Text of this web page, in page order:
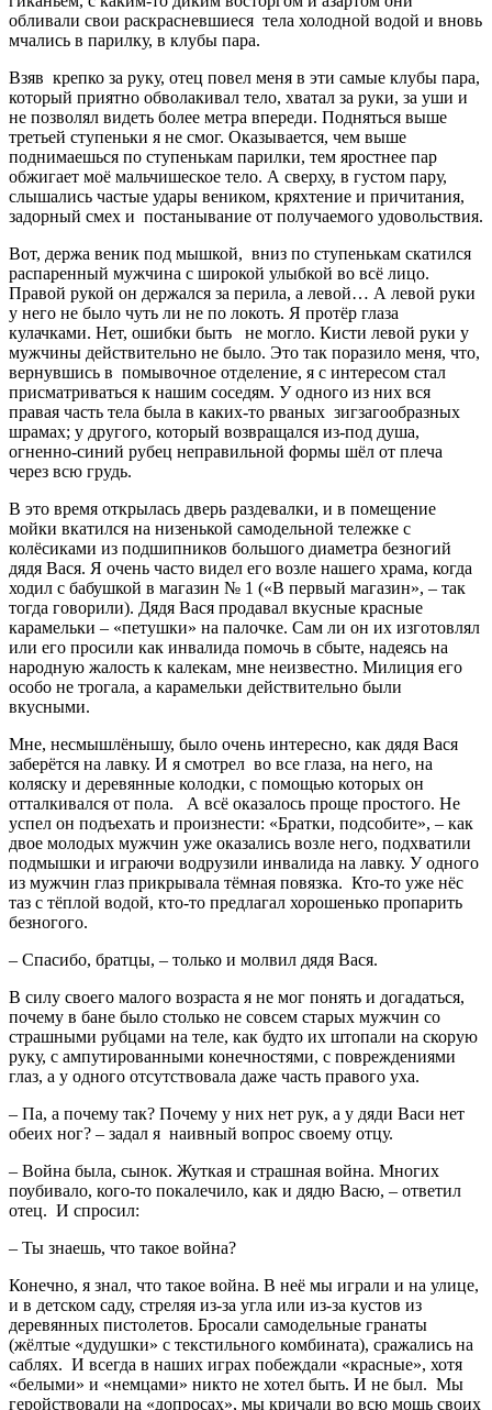
обливали свои раскрасневшиеся тела холодной водой и вновь
мчались в парилку, в клубы пара.
Взяв крепко за руку, отец повел меня в эти самые клубы пара,
который приятно обволакивал тело, хватал за руки, за уши и
не позволял видеть более метра впереди. Подняться выше
третьей ступеньки я не смог. Оказывается, чем выше
поднимаешься по ступенькам парилки, тем яростнее пар
обжигает моё мальчишеское тело. А сверху, в густом пару,
слышались частые удары веником, кряхтение и причитания,
задорный смех и постанывание от получаемого удовольствия.
Вот, держа веник под мышкой, вниз по ступенькам скатился
распаренный мужчина с широкой улыбкой во всё лицо.
Правой рукой он держался за перила, а левой… А левой руки
у него не было чуть ли не по локоть. Я протёр глаза
кулачками. Нет, ошибки быть не могло. Кисти левой руки у
мужчины действительно не было. Это так поразило меня, что,
вернувшись в помывочное отделение, я с интересом стал
присматриваться к нашим соседям. У одного из них вся
правая часть тела была в каких-то рваных зигзагообразных
шрамах; у другого, который возвращался из-под душа,
огненно-синий рубец неправильной формы шёл от плеча
через всю грудь.
В это время открылась дверь раздевалки, и в помещение
мойки вкатился на низенькой самодельной тележке с
колёсиками из подшипников большого диаметра безногий
дядя Вася. Я очень часто видел его возле нашего храма, когда
ходил с бабушкой в магазин № 1 («В первый магазин», – так
тогда говорили). Дядя Вася продавал вкусные красные
карамельки – «петушки» на палочке. Сам ли он их изготовлял
или его просили как инвалида помочь в сбыте, надеясь на
народную жалость к калекам, мне неизвестно. Милиция его
особо не трогала, а карамельки действительно были
вкусными.
Мне, несмышлёнышу, было очень интересно, как дядя Вася
заберётся на лавку. И я смотрел во все глаза, на него, на
коляску и деревянные колодки, с помощью которых он
отталкивался от пола. А всё оказалось проще простого. Не
успел он подъехать и произнести: «Братки, подсобите», – как
двое молодых мужчин уже оказались возле него, подхватили
подмышки и играючи водрузили инвалида на лавку. У одного
из мужчин глаз прикрывала тёмная повязка. Кто-то уже нёс
таз с тёплой водой, кто-то предлагал хорошенько пропарить
безногого.
– Спасибо, братцы, – только и молвил дядя Вася.
В силу своего малого возраста я не мог понять и догадаться,
почему в бане было столько не совсем старых мужчин со
страшными рубцами на теле, как будто их штопали на скорую
руку, с ампутированными конечностями, с повреждениями
глаз, а у одного отсутствовала даже часть правого уха.
– Па, а почему так? Почему у них нет рук, а у дяди Васи нет
обеих ног? – задал я наивный вопрос своему отцу.
– Война была, сынок. Жуткая и страшная война. Многих
поубивало, кого-то покалечило, как и дядю Васю, – ответил
отец. И спросил:
– Ты знаешь, что такое война?
Конечно, я знал, что такое война. В неё мы играли и на улице,
и в детском саду, стреляя из-за угла или из-за кустов из
деревянных пистолетов. Бросали самодельные гранаты
(жёлтые «дудушки» с текстильного комбината), сражались на
саблях. И всегда в наших играх побеждали «красные», хотя
«белыми» и «немцами» никто не хотел быть. И не был. Мы
геройствовали на «допросах», мы кричали во всю мощь своих